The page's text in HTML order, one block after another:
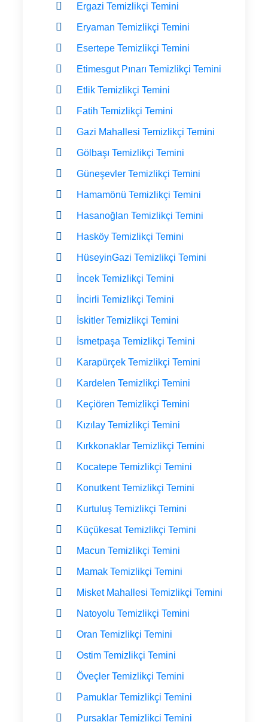
Ergazi Temizlikçi Temini
Eryaman Temizlikçi Temini
Esertepe Temizlikçi Temini
Etimesgut Pınarı Temizlikçi Temini
Etlik Temizlikçi Temini
Fatih Temizlikçi Temini
Gazi Mahallesi Temizlikçi Temini
Gölbaşı Temizlikçi Temini
Güneşevler Temizlikçi Temini
Hamamönü Temizlikçi Temini
Hasanoğlan Temizlikçi Temini
Hasköy Temizlikçi Temini
HüseyinGazi Temizlikçi Temini
İncek Temizlikçi Temini
İncirli Temizlikçi Temini
İskitler Temizlikçi Temini
İsmetpaşa Temizlikçi Temini
Karapürçek Temizlikçi Temini
Kardelen Temizlikçi Temini
Keçiören Temizlikçi Temini
Kızılay Temizlikçi Temini
Kırkkonaklar Temizlikçi Temini
Kocatepe Temizlikçi Temini
Konutkent Temizlikçi Temini
Kurtuluş Temizlikçi Temini
Küçükesat Temizlikçi Temini
Macun Temizlikçi Temini
Mamak Temizlikçi Temini
Misket Mahallesi Temizlikçi Temini
Natoyolu Temizlikçi Temini
Oran Temizlikçi Temini
Ostim Temizlikçi Temini
Öveçler Temizlikçi Temini
Pamuklar Temizlikçi Temini
Pursaklar Temizlikçi Temini